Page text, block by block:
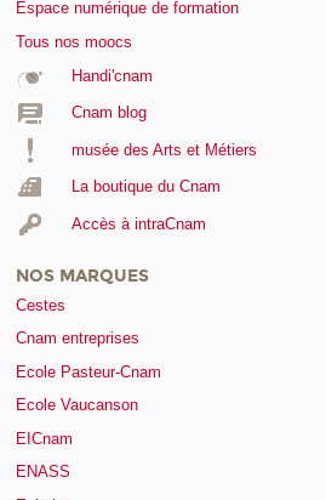
Espace numérique de formation
Tous nos moocs
Handi'cnam
Cnam blog
musée des Arts et Métiers
La boutique du Cnam
Accès à intraCnam
NOS MARQUES
Cestes
Cnam entreprises
Ecole Pasteur-Cnam
Ecole Vaucanson
EICnam
ENASS